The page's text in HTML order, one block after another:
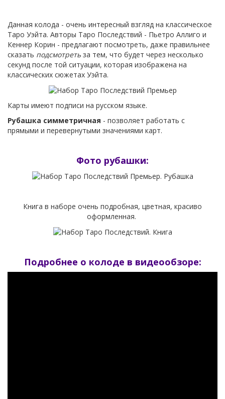
Данная колода - очень интересный взгляд на классическое
Таро Уэйта. Авторы Таро Последствий - Пьетро Аллиго и
Кеннер Корин - предлагают посмотреть, даже правильнее
сказать подсмотреть за тем, что будет через несколько
секунд после той ситуации, которая изображена на
классических сюжетах Уэйта.
Карты имеют подписи на русском языке.
Рубашка симметричная - позволяет работать с
прямыми и перевернутыми значениями карт.
Фото рубашки:
Книга в наборе очень подробная, цветная, красиво
оформленная.
Подробнее о колоде в видеообзоре: